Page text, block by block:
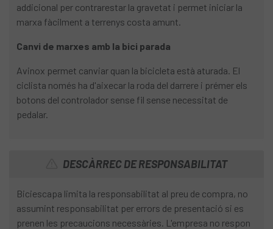
addicional per contrarestar la gravetat i permet iniciar la
marxa fàcilment a terrenys costa amunt.
Canvi de marxes amb la bici parada
Avinox permet canviar quan la bicicleta està aturada. El
ciclista només ha d'aixecar la roda del darrere i prémer els
botons del controlador sense fil sense necessitat de
pedalar.
DESCÀRREC DE RESPONSABILITAT
Biciescapa limita la responsabilitat al preu de compra, no
assumint responsabilitat per errors de presentació si es
prenen les precaucions necessàries. L'empresa no respon